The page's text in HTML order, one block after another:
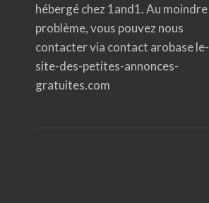
hébergé chez 1and1. Au moindre
problème, vous pouvez nous
contacter via contact arobase le-
site-des-petites-annonces-
gratuites.com